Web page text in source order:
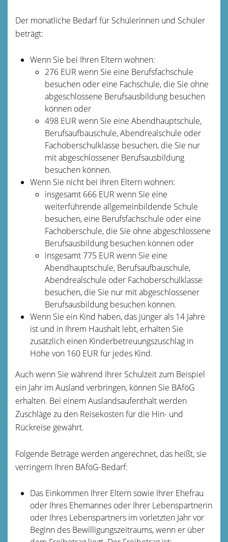
Der monatliche Bedarf für Schülerinnen und Schüler
beträgt:
Wenn Sie bei Ihren Eltern wohnen:
276 EUR wenn Sie eine Berufsfachschule
besuchen oder eine Fachschule, die Sie ohne
abgeschlossene Berufsausbildung besuchen
können oder
498 EUR wenn Sie eine Abendhauptschule,
Berufsaufbauschule, Abendrealschule oder
Fachoberschulklasse besuchen, die Sie nur
mit abgeschlossener Berufsausbildung
besuchen können.
Wenn Sie nicht bei Ihren Eltern wohnen:
insgesamt 666 EUR wenn Sie eine
weiterführende allgemeinbildende Schule
besuchen, eine Berufsfachschule oder eine
Fachoberschule, die Sie ohne abgeschlossene
Berufsausbildung besuchen können oder
insgesamt 775 EUR wenn Sie eine
Abendhauptschule, Berufsaufbauschule,
Abendrealschule oder Fachoberschulklasse
besuchen, die Sie nur mit abgeschlossener
Berufsausbildung besuchen können.
Wenn Sie ein Kind haben, das jünger als 14 Jahre
ist und in Ihrem Haushalt lebt, erhalten Sie
zusätzlich einen Kinderbetreuungszuschlag in
Höhe von 160 EUR für jedes Kind.
Auch wenn Sie während Ihrer Schulzeit zum Beispiel
ein Jahr im Ausland verbringen, können Sie BAföG
erhalten. Bei einem Auslandsaufenthalt werden
Zuschläge zu den Reisekosten für die Hin- und
Rückreise gewährt.
Folgende Beträge werden angerechnet, das heißt, sie
verringern Ihren BAföG-Bedarf:
Das Einkommen Ihrer Eltern sowie Ihrer Ehefrau
oder Ihres Ehemannes oder Ihrer Lebenspartnerin
oder Ihres Lebenspartners im vorletzten Jahr vor
Beginn des Bewilligungszeitraums, wenn er über